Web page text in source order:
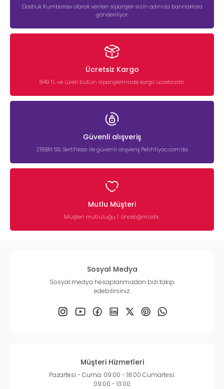
Dostluk Kumbarası olarak verilen siparişler sizin adınıza barınaklara
gönderiliyor.
Ücretsiz Kargo
849 TL ve üzeri bütün siparişlerinizde kargo ücretsizdir.
Güvenli alışveriş
256Bit SSL Sertifikası ile güvenli alışveriş Petihtiyac.com’da
Mutlu Müşteri
Müşteri mutluluğu 1. önceliğimizdir.
Sosyal Medya
Sosyal medya hesaplarımızdan bizi takip
edebilirsiniz.
Müşteri Hizmetleri
Pazartesi - Cuma: 09:00 - 18:00 Cumartesi:
09:00 - 13:00